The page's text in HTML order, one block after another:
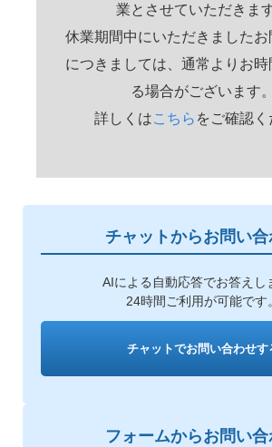
業とさせていただきます
休業期間中にいただきました
につきましては、通常よりお時
る場合がございます。
詳しくはこちら をご確認く
チャットからお問い
AIによる自動応答でお答えし
24時間ご利用が可能です。
チャットでお問い合わせす
フォームからお問い